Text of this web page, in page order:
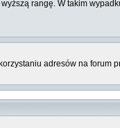
rangę. W takim
adresów na forum